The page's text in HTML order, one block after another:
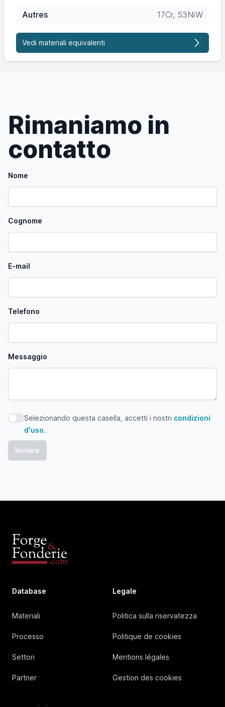
Autres
17Cr, 53NiW
Vedi materiali equivalenti
Rimaniamo in
contatto
Nome
Cognome
E-mail
Telefono
Messaggio
Selezionando questa casella, accetti i nostri condizioni
Selezionando questa casella, accetti i nostri condizioni
d'uso.
Database
Materiali
Processo
Settori
Partner
Legale
Politica sulla riservatezza
Politique de cookies
Mentions légales
Gestion des cookies